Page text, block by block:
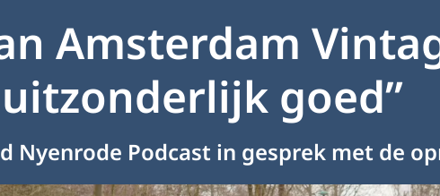
Amsterdam
goed”
Nyenrode Podcast in gesprek met de